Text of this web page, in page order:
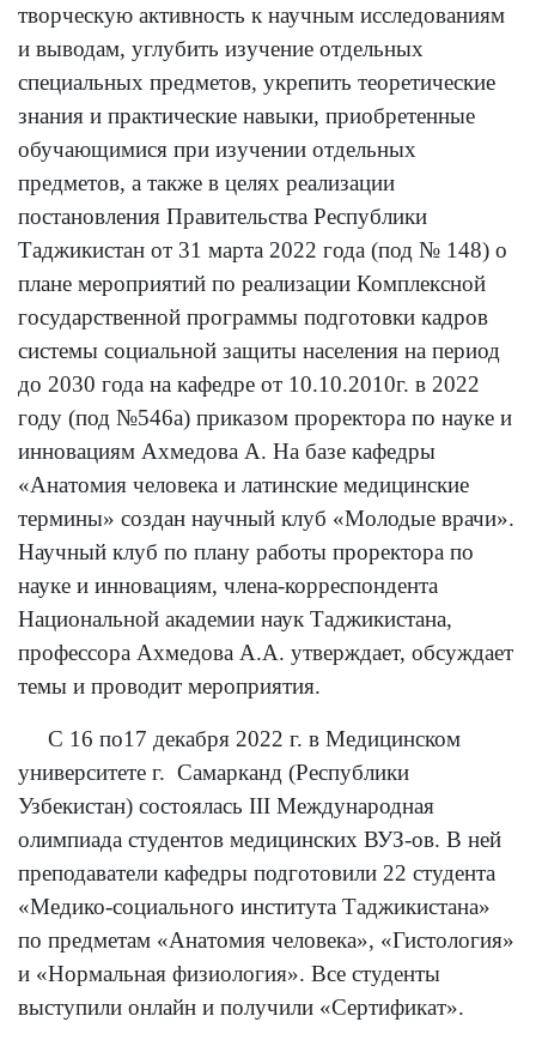
творческую активность к научным исследованиям
и выводам, углубить изучение отдельных
специальных предметов, укрепить теоретические
знания и практические навыки, приобретенные
обучающимися при изучении отдельных
предметов, а также в целях реализации
постановления Правительства Республики
Таджикистан от 31 марта 2022 года (под № 148) о
плане мероприятий по реализации Комплексной
государственной программы подготовки кадров
системы социальной защиты населения на период
до 2030 года на кафедре от 10.10.2010г. в 2022
году (под №546а) приказом проректора по науке и
инновациям Ахмедова А. На базе кафедры
«Анатомия человека и латинские медицинские
термины» создан научный клуб «Молодые врачи».
Научный клуб по плану работы проректора по
науке и инновациям, члена-корреспондента
Национальной академии наук Таджикистана,
профессора Ахмедова А.А. утверждает, обсуждает
темы и проводит мероприятия.
С 16 по17 декабря 2022 г. в Медицинском
университете г. Самарканд (Республики
Узбекистан) состоялась III Международная
олимпиада студентов медицинских ВУЗ-ов. В ней
преподаватели кафедры подготовили 22 студента
«Медико-социального института Таджикистана»
по предметам «Анатомия человека», «Гистология»
и «Нормальная физиология». Все студенты
выступили онлайн и получили «Сертификат».